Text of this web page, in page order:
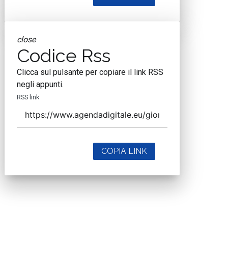
close
Codice Rss
Clicca sul pulsante per copiare il link RSS
negli appunti.
RSS link
COPIA LINK